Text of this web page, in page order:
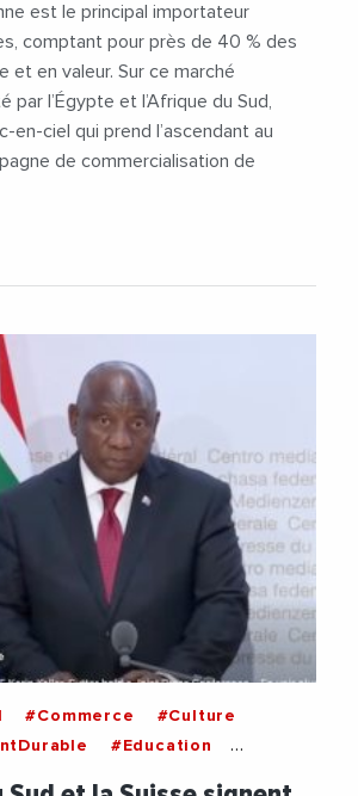
est le principal importateur
comptant pour près de 40 % des
et en valeur. Sur ce marché
par l’Égypte et l’Afrique du Sud,
en-ciel qui prend l’ascendant au
de commercialisation de
#Commerce
#Culture
#Education